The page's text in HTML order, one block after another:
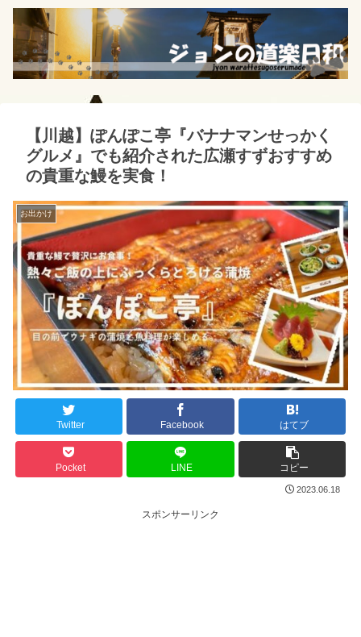
【川越】ぽんぽこ亭『バナナマンせっかく
グルメ』でも紹介された広瀬すずおすすめ
の貴重な鰻を実食！
お出かけ
Twitter Facebook はてブ
Pocket LINE コピー
2023.06.18
スポンサーリンク